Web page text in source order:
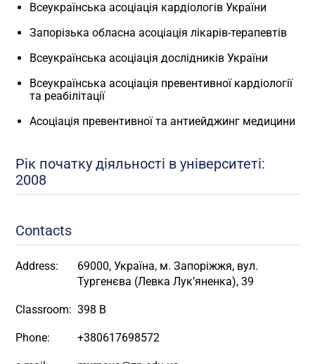
Всеукраїнська асоціація кардіологів України
Запорізька обласна асоціація лікарів-терапевтів
Всеукраїнська асоціація дослідників України
Всеукраїнська асоціація превентивної кардіології
та реабілітації
Асоціація превентивної та антиейджинг медицини
Рік початку діяльності в університеті:
2008
Contacts
Address:
69000, Україна, м. Запоріжжя, вул.
Тургенєва (Левка Лук’яненка), 39
Classroom: 398 В
Phone: +380617698572